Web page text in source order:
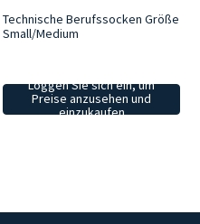
Technische Berufssocken Größe
Small/Medium
Loggen Sie sich ein, um
Preise anzusehen und
einzukaufen